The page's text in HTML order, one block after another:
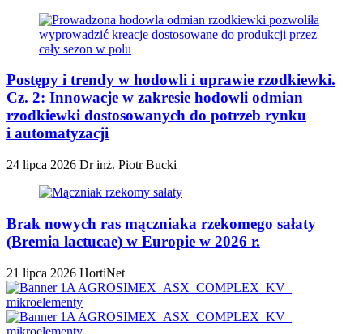
Postępy i trendy w hodowli i uprawie rzodkiewki.
Cz. 2: Innowacje w zakresie hodowli odmian
rzodkiewki dostosowanych do potrzeb rynku
i automatyzacji
24 lipca 2026 Dr inż. Piotr Bucki
Brak nowych ras mączniaka rzekomego sałaty
(Bremia lactucae) w Europie w 2026 r.
21 lipca 2026 HortiNet